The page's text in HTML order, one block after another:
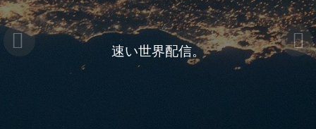
速い世界配信。
環境に優れました